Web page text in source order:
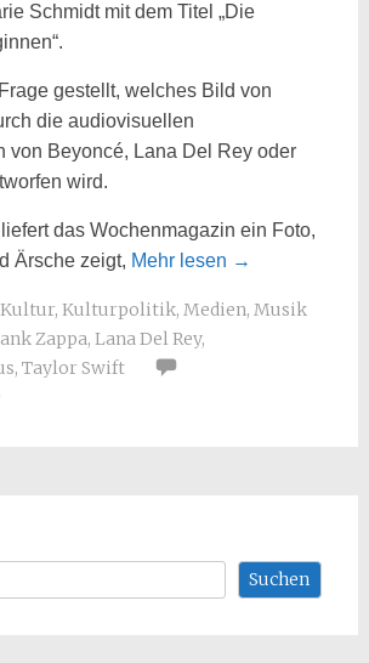
Schmidt mit dem Titel „Die
gestellt, welches Bild von
die audiovisuellen
von Beyoncé, Lana Del Rey oder
wird.
das Wochenmagazin ein Foto,
Ärsche zeigt, Mehr lesen →
Kultur, Kulturpolitik, Medien, Musik
Zappa, Lana Del Rey,
, Taylor Swift
Suchen